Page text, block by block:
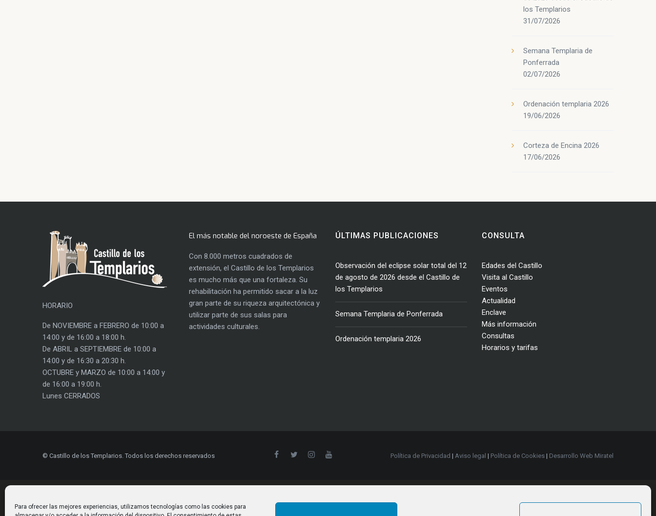
Para ofrecer las mejores experiencias, utilizamos tecnologías como las cookies para
los Templarios
31/07/2026
Semana Templaria de
Ponferrada
02/07/2026
Ordenación templaria 2026
19/06/2026
Corteza de Encina 2026
17/06/2026
HORARIO
De NOVIEMBRE a FEBRERO de 10:00 a
14:00 y de 16:00 a 18:00 h.
De ABRIL a SEPTIEMBRE de 10:00 a
14:00 y de 16:30 a 20:30 h.
OCTUBRE y MARZO de 10:00 a 14:00 y
de 16:00 a 19:00 h.
Lunes CERRADOS
El más notable del noroeste de España
Con 8.000 metros cuadrados de
extensión, el Castillo de los Templarios
es mucho más que una fortaleza. Su
rehabilitación ha permitido sacar a la luz
gran parte de su riqueza arquitectónica y
utilizar parte de sus salas para
actividades culturales.
ÚLTIMAS PUBLICACIONES
Observación del eclipse solar total del 12
de agosto de 2026 desde el Castillo de
los Templarios
Semana Templaria de Ponferrada
Ordenación templaria 2026
CONSULTA
Edades del Castillo
Visita al Castillo
Eventos
Actualidad
Enclave
Más información
Consultas
Horarios y tarifas
© Castillo de los Templarios. Todos los derechos reservados Política de Privacidad | Aviso legal | Política de Cookies | Desarrollo Web Miratel